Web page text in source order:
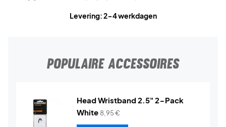
Levering: 2-4 werkdagen
POPULAIRE ACCESSOIRES
Head Wristband 2.5" 2-Pack
White 8,95€